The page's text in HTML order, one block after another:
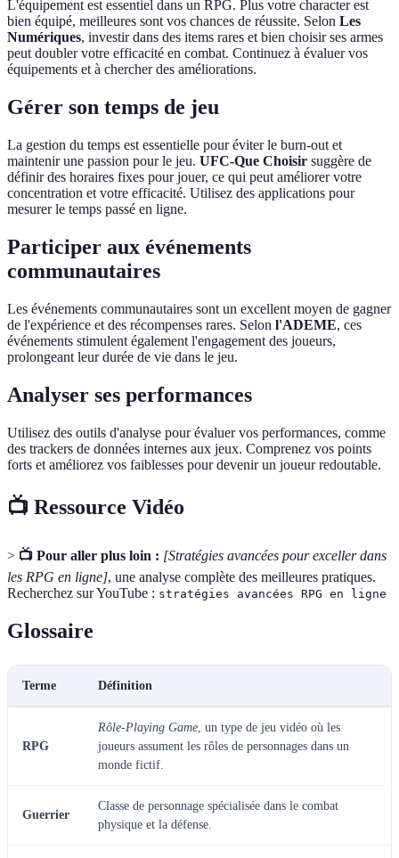
L'équipement est essentiel dans un RPG. Plus votre character est
bien équipé, meilleures sont vos chances de réussite. Selon Les
Numériques, investir dans des items rares et bien choisir ses armes
peut doubler votre efficacité en combat. Continuez à évaluer vos
équipements et à chercher des améliorations.
Gérer son temps de jeu
La gestion du temps est essentielle pour éviter le burn-out et
maintenir une passion pour le jeu. UFC-Que Choisir suggère de
définir des horaires fixes pour jouer, ce qui peut améliorer votre
concentration et votre efficacité. Utilisez des applications pour
mesurer le temps passé en ligne.
Participer aux événements
communautaires
Les événements communautaires sont un excellent moyen de gagner
de l'expérience et des récompenses rares. Selon l'ADEME, ces
événements stimulent également l'engagement des joueurs,
prolongeant leur durée de vie dans le jeu.
Analyser ses performances
Utilisez des outils d'analyse pour évaluer vos performances, comme
des trackers de données internes aux jeux. Comprenez vos points
forts et améliorez vos faiblesses pour devenir un joueur redoutable.
📺 Ressource Vidéo
> 📺 Pour aller plus loin : [Stratégies avancées pour exceller dans
les RPG en ligne], une analyse complète des meilleures pratiques.
Recherchez sur YouTube : stratégies avancées RPG en ligne
Glossaire
Terme Définition
RPG
Rôle-Playing Game , un type de jeu vidéo où les
joueurs assument les rôles de personnages dans un
monde fictif.
Guerrier
Classe de personnage spécialisée dans le combat
physique et la défense.